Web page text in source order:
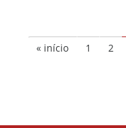
« início 1 2